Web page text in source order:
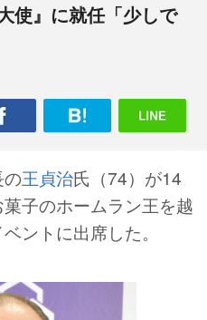
使』に就任「少しで
王貞治氏（74）が14
子のホームラン王を越
ントに出席した。